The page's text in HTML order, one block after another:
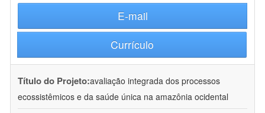
E-mail
Currículo
Título do Projeto:avaliação integrada dos processos
ecossistêmicos e da saúde única na amazônia ocidental